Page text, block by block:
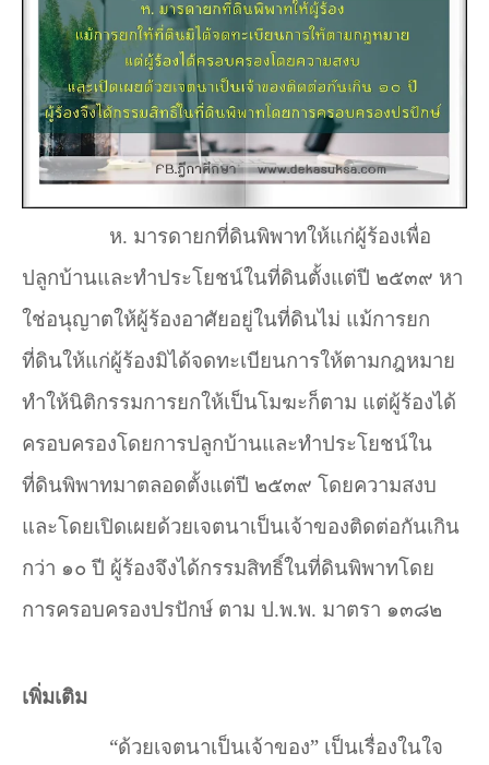
ห. มารดายกที่ดินพิพาทให้แก่ผู้ร้องเพื่อ
ปลูกบ้านและทำประโยชน์ในที่ดินตั้งแต่ปี ๒๕๓๙ หา
ใช่อนุญาตให้ผู้ร้องอาศัยอยู่ในที่ดินไม่ แม้การยก
ที่ดินให้แก่ผู้ร้องมิได้จดทะเบียนการให้ตามกฎหมาย
ทำให้นิติกรรมการยกให้เป็นโมฆะก็ตาม แต่ผู้ร้องได้
ครอบครองโดยการปลูกบ้านและทำประโยชน์ใน
ที่ดินพิพาทมาตลอดตั้งแต่ปี ๒๕๓๙ โดยความสงบ
และโดยเปิดเผยด้วยเจตนาเป็นเจ้าของติดต่อกันเกิน
กว่า ๑๐ ปี ผู้ร้องจึงได้กรรมสิทธิ์ในที่ดินพิพาทโดย
การครอบครองปรปักษ์ ตาม ป.พ.พ. มาตรา ๑๓๘๒
เพิ่มเติม
“ด้วยเจตนาเป็นเจ้าของ” เป็นเรื่องในใจ